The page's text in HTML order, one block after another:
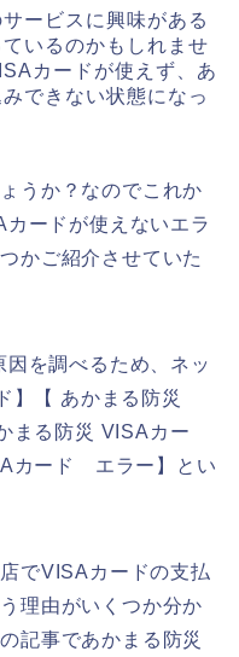
ービスに興味がある
いるのかもしれませ
カードが使えず、あ
できない状態になっ
うか？なのでこれか
ードが使えないエラ
かご紹介させていた
を調べるため、ネッ
】【 あかまる防災
まる防災 VISAカー
カード エラー】とい
でVISAカードの支払
理由がいくつか分か
記事であかまる防災